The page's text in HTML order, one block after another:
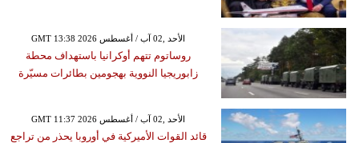
GMT 13:38 2026 الأحد ,02 آب / أغسطس
روساتوم تتهم أوكرانيا باستهداف محطة
زابوريجيا النووية بهجومين بطائرات مسيّرة
GMT 11:37 2026 الأحد ,02 آب / أغسطس
قائد القوات الأميركية في أوروبا يحذر من تراجع